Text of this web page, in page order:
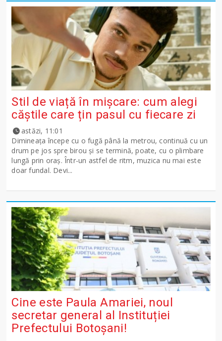
Stil de viață în mișcare: cum alegi
căștile care țin pasul cu fiecare zi
astăzi, 11:01
Dimineața începe cu o fugă până la metrou, continuă cu un
drum pe jos spre birou și se termină, poate, cu o plimbare
lungă prin oraș. Într-un astfel de ritm, muzica nu mai este
doar fundal. Devi...
Cine este Paula Amariei, noul
secretar general al Instituției
Prefectului Botoșani!